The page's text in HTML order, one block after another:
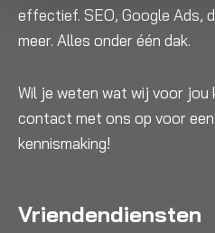
effectief. SEO, Google Ads,
meer. Alles onder één dak.
Wil je weten wat wij voor jou
contact met ons op voor
kennismaking!
Vriendendiensten